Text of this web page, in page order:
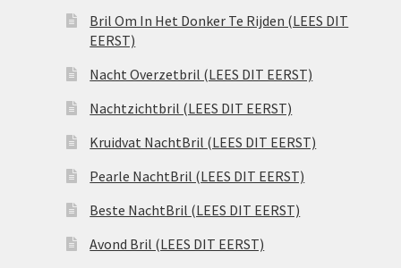
Bril Om In Het Donker Te Rijden (LEES DIT
EERST)
Nacht Overzetbril (LEES DIT EERST)
Nachtzichtbril (LEES DIT EERST)
Kruidvat NachtBril (LEES DIT EERST)
Pearle NachtBril (LEES DIT EERST)
Beste NachtBril (LEES DIT EERST)
Avond Bril (LEES DIT EERST)